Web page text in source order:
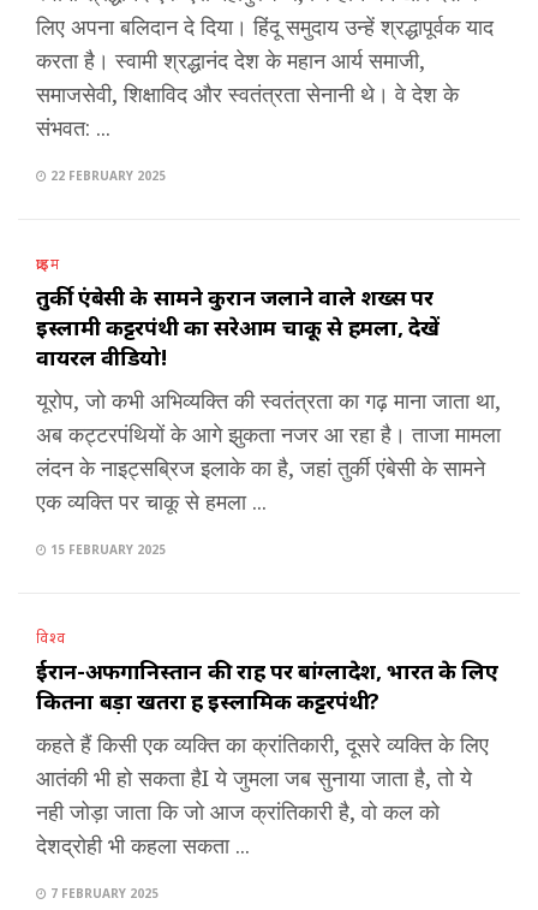
लिए अपना बलिदान दे दिया। हिंदू समुदाय उन्हें श्रद्धापूर्वक याद
करता है। स्वामी श्रद्धानंद देश के महान आर्य समाजी,
समाजसेवी, शिक्षाविद और स्वतंत्रता सेनानी थे। वे देश के
संभवत: ...
22 FEBRUARY 2025
क्राइम
तुर्की एंबेसी के सामने कुरान जलाने वाले शख्स पर
इस्लामी कट्टरपंथी का सरेआम चाकू से हमला, देखें
वायरल वीडियो!
यूरोप, जो कभी अभिव्यक्ति की स्वतंत्रता का गढ़ माना जाता था,
अब कट्टरपंथियों के आगे झुकता नजर आ रहा है। ताजा मामला
लंदन के नाइट्सब्रिज इलाके का है, जहां तुर्की एंबेसी के सामने
एक व्यक्ति पर चाकू से हमला ...
15 FEBRUARY 2025
विश्व
ईरान-अफगानिस्तान की राह पर बांग्लादेश, भारत के लिए
कितना बड़ा खतरा हैं इस्लामिक कट्टरपंथी?
कहते हैं किसी एक व्यक्ति का क्रांतिकारी, दूसरे व्यक्ति के लिए
आतंकी भी हो सकता हैI ये जुमला जब सुनाया जाता है, तो ये
नही जोड़ा जाता कि जो आज क्रांतिकारी है, वो कल को
देशद्रोही भी कहला सकता ...
7 FEBRUARY 2025